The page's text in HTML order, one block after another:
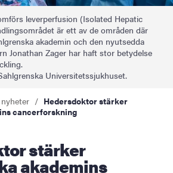
leverperfusion (Isolated Hepatic
är ett av de områden där
akademin och den nyutsedda
Jonathan Zager har haft stor betydelse
Universitetssjukhuset.
Hedersdoktor stärker
cancerforskning
akademins